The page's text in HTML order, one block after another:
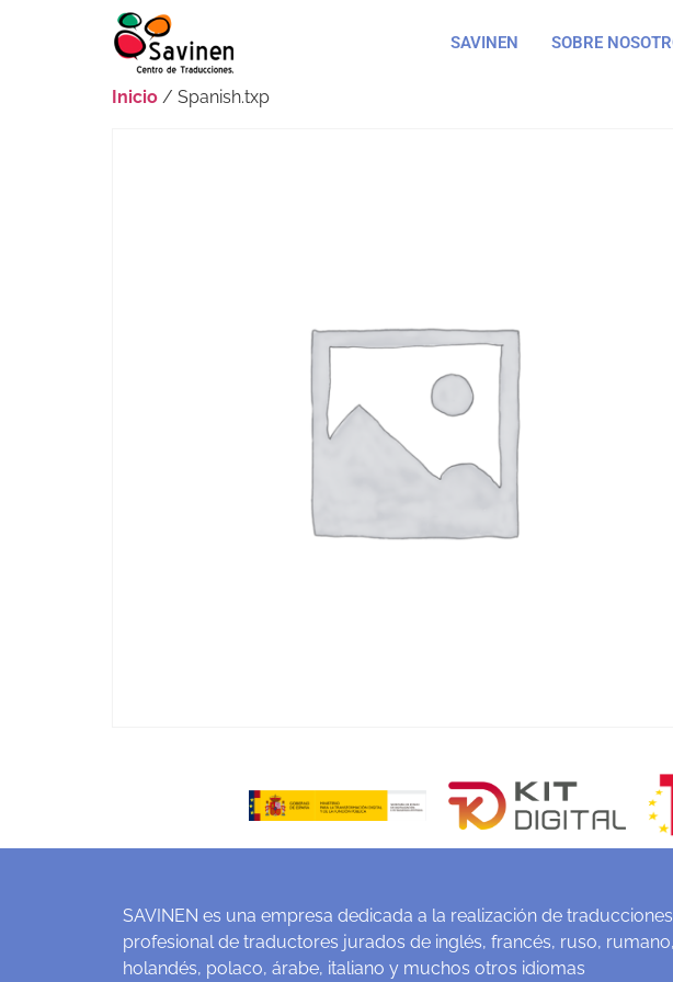
SAVINEN SOBRE
Inicio / Spanish.txp
SAVINEN es una empresa dedicada a la realización de
profesional de traductores jurados de inglés, francés, ruso,
holandés, polaco, árabe, italiano y muchos otros idiomas